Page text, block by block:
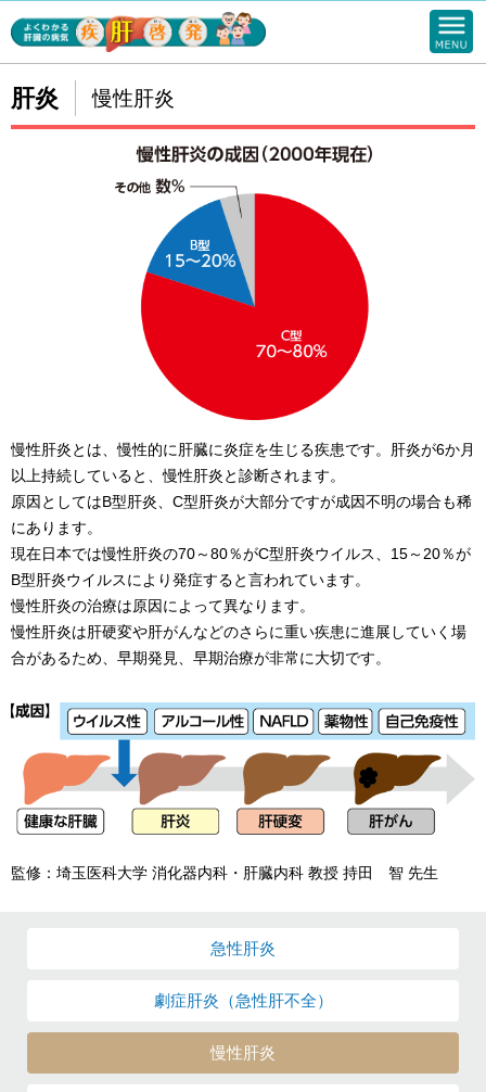
肝炎 慢性肝炎
慢性肝炎とは、慢性的に肝臓に炎症を生じる疾患です。肝炎が6か月
以上持続していると、慢性肝炎と診断されます。
原因としてはB型肝炎、C型肝炎が大部分ですが成因不明の場合も稀
にあります。
現在日本では慢性肝炎の70～80％がC型肝炎ウイルス、15～20％が
B型肝炎ウイルスにより発症すると言われています。
慢性肝炎の治療は原因によって異なります。
慢性肝炎は肝硬変や肝がんなどのさらに重い疾患に進展していく場
合があるため、早期発見、早期治療が非常に大切です。
監修：埼玉医科大学 消化器内科・肝臓内科 教授 持田 智 先生
急性肝炎
劇症肝炎 （急性肝不全）
慢性肝炎